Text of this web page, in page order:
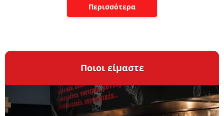
Περισσότερα
Ποιοι είμαστε